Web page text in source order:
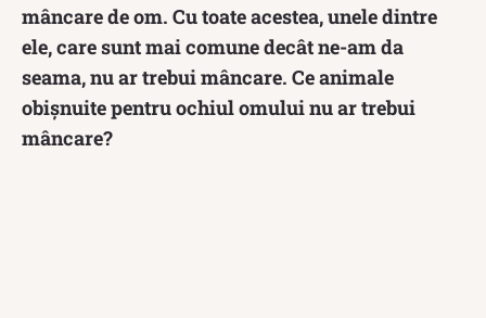
mâncare de om. Cu toate acestea, unele dintre
ele, care sunt mai comune decât ne-am da
seama, nu ar trebui mâncare. Ce animale
obișnuite pentru ochiul omului nu ar trebui
mâncare?